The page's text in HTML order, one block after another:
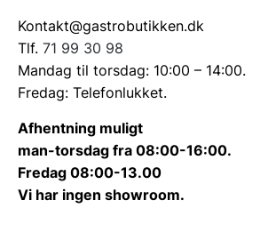
Kontakt@gastrobutikken.dk
Tlf. 71 99 30 98
Mandag til torsdag: 10:00 – 14:00.
Fredag: Telefonlukket.
Afhentning muligt
man-torsdag fra 08:00-16:00.
Fredag 08:00-13.00
Vi har ingen showroom.